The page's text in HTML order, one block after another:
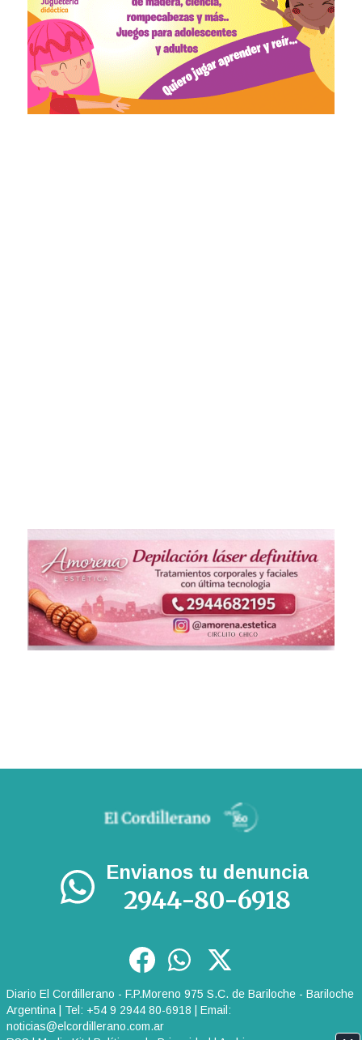
Envianos tu denuncia
2944-80-6918
Diario El Cordillerano - F.P.Moreno 975 S.C. de Bariloche - Bariloche
Argentina | Tel: +54 9 2944 80-6918 | Email:
noticias@elcordillerano.com.ar